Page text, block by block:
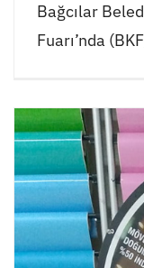
Bağcılar
Fuarı’nda